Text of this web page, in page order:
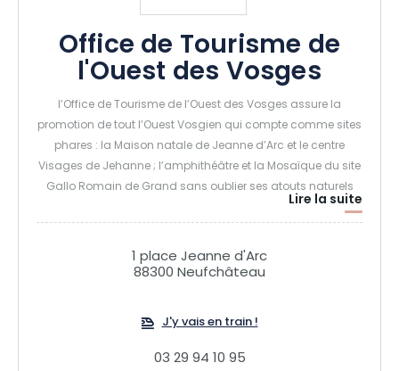
Office de Tourisme de
l'Ouest des Vosges
l’Office de Tourisme de l’Ouest des Vosges assure la
promotion de tout l’Ouest Vosgien qui compte comme sites
phares : la Maison natale de Jeanne d’Arc et le centre
Visages de Jehanne ; l’amphithéâtre et la Mosaïque du site
Gallo Romain de Grand sans oublier ses atouts naturels
autour de la Meuse et des pelouses calcaires.Lire la suite
1 place Jeanne d'Arc
88300 Neufchâteau
J'y vais en train !
03 29 94 10 95